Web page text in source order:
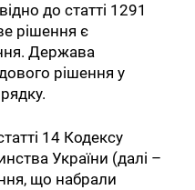
до статті 1291
рішення є
Держава
рішення у
14 Кодексу
України (далі –
що набрали